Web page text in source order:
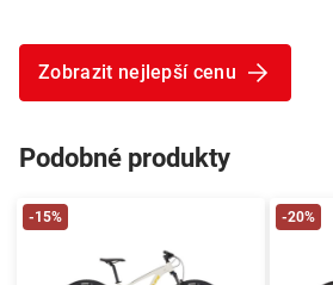
Zobrazit nejlepší cenu
Podobné produkty
-15% -20%